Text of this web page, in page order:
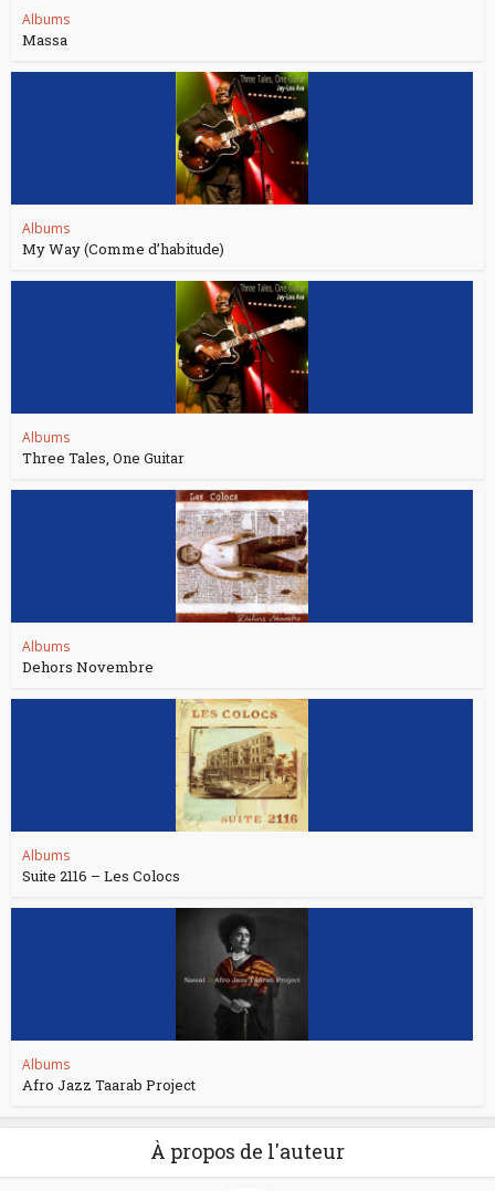
Albums
Massa
Albums
My Way (Comme d’habitude)
Albums
Three Tales, One Guitar
Albums
Dehors Novembre
Albums
Suite 2116 – Les Colocs
Albums
Afro Jazz Taarab Project
À propos de l'auteur